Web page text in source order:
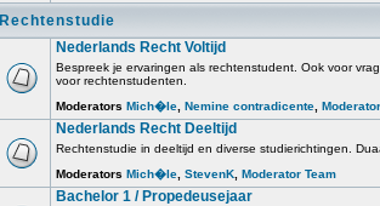
Rechtenstudie
Nederlands Recht Voltijd
Bespreek je ervaringen als rechtenstudent. Ook voor
voor rechtenstudenten.
Moderators Mich�le Nemine contradicente
Nederlands Recht Deeltijd
Rechtenstudie in deeltijd en diverse studierichtingen.
Moderators Mich�le StevenK Moderator Team
Bachelor 1 / Propedeusejaar